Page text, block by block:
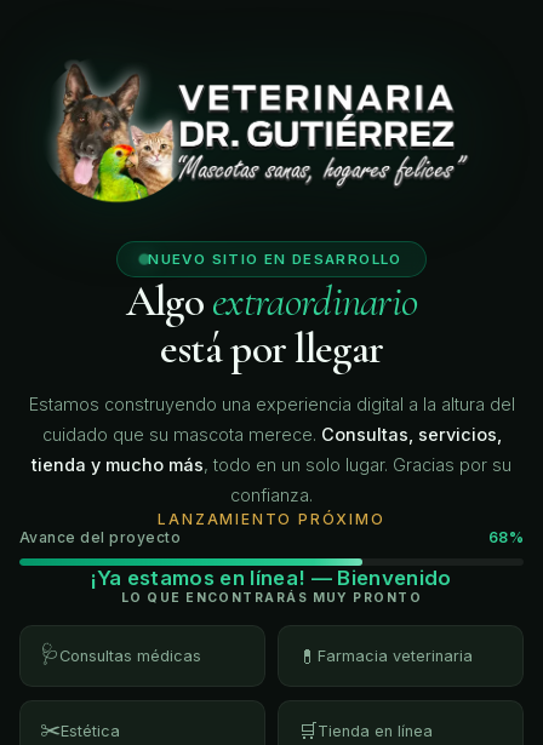
NUEVO SITIO EN DESARROLLO
Algoextraordinario
está por llegar
Estamos construyendo una experiencia digital a la altura del
cuidado que su mascota merece. Consultas, servicios,
tienda y mucho más, todo en un solo lugar. Gracias por su
confianza.
LANZAMIENTO PRÓXIMO
Avance del proyecto
68%
¡Ya estamos en línea! — Bienvenido
LO QUE ENCONTRARÁS MUY PRONTO
🩺 Consultas médicas 💊 Farmacia veterinaria
✂️Estética 🛒Tienda en línea